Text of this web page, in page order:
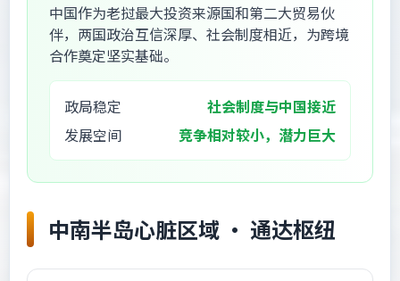
中国作为老挝最大投资来源国和第二大贸易伙
伴，两国政治互信深厚、社会制度相近，为跨境
合作奠定坚实基础。
政局稳定
社会制度与中国接近
发展空间
竞争相对较小，潜力巨大
中南半岛心脏区域 · 通达枢纽